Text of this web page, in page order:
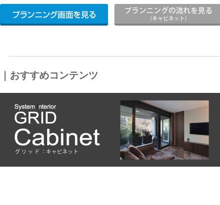
｜おすすめコンテンツ